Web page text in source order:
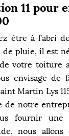
11
être à l’abri
de pluie, il est
votre toiture
envisage de
Martin Lys
de notre
fournir une
nous allons